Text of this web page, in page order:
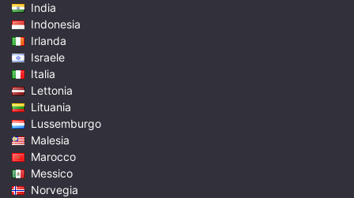
India
Indonesia
Irlanda
Israele
Italia
Lettonia
Lituania
Lussemburgo
Malesia
Marocco
Messico
Norvegia